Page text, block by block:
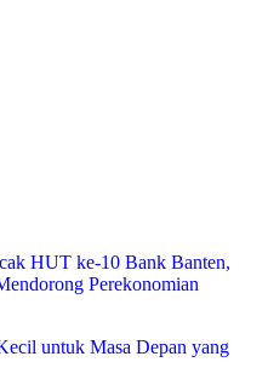
HUT ke-10 Bank Banten,
Perekonomian
untuk Masa Depan yang